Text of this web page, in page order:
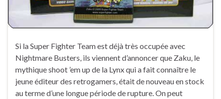
Si la Super Fighter Team est déjà très occupée avec
Nightmare Busters, ils viennent d’annoncer que Zaku, le
mythique shoot ’em up de la Lynx qui a fait connaître le
jeune éditeur des retrogamers, était de nouveau en stock
au terme d’une longue période de rupture. On peut